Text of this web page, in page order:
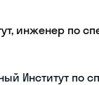
инженер по
Институт по